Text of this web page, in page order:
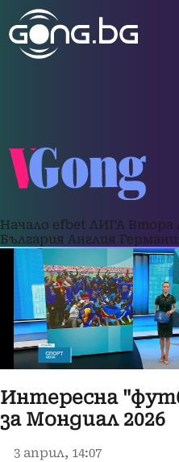
Начало efbet ЛИГА Втора
България Англия
Интересна
за Мондиал 2026
3 април, 14:07